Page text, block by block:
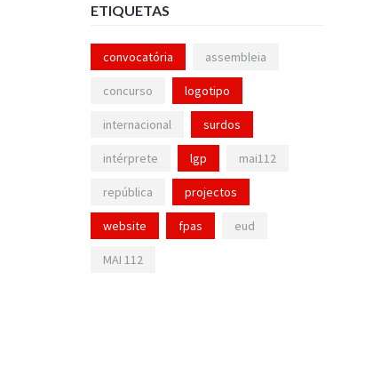
ETIQUETAS
convocatória assembleia
concurso logotipo
internacional surdos
intérprete lgp mai112
república projectos
website fpas eud
MAI 112